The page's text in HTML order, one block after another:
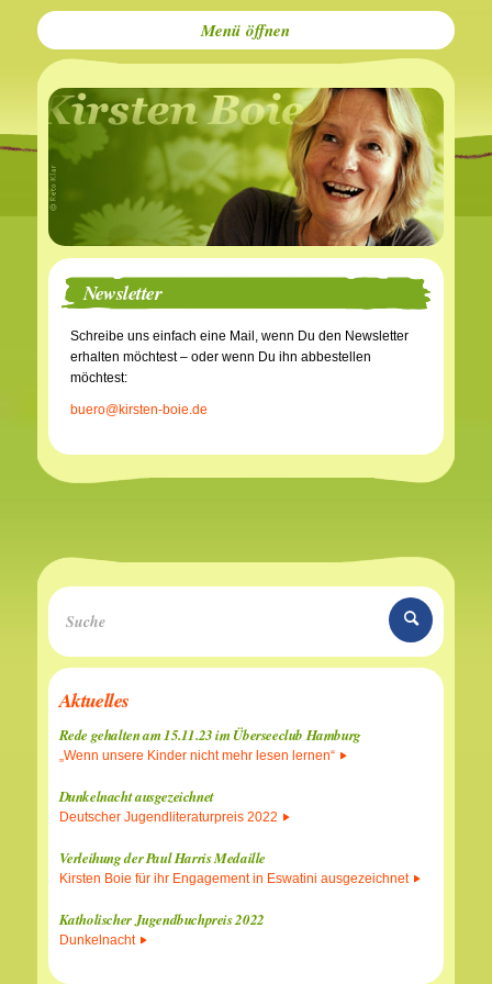
Menü
Newsletter
Schreibe uns einfach eine Mail, wenn Du den Newsletter
erhalten möchtest – oder wenn Du ihn abbestellen
möchtest:
buero@kirsten-boie.de
Aktuelles
Rede gehalten am 15.11.23 im Überseeclub Hamburg
„Wenn unsere Kinder nicht mehr lesen lernen“
Dunkelnacht ausgezeichnet
Deutscher Jugendliteraturpreis 2022
Verleihung der Paul Harris Medaille
Kirsten Boie für ihr Engagement in Eswatini ausgezeichnet
Katholischer Jugendbuchpreis 2022
Dunkelnacht